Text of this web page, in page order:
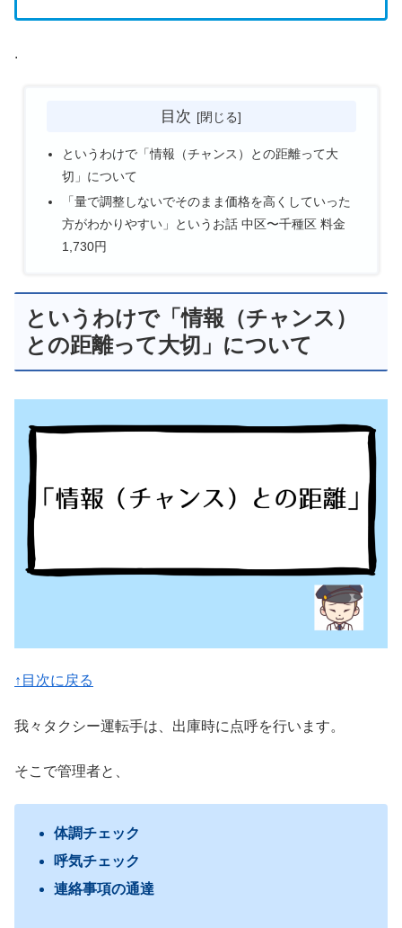
.
目次
というわけで「情報（チャンス）との距離って大
切」について
「量で調整しないでそのまま価格を高くしていった
方がわかりやすい」というお話 中区〜千種区 料金
1,730円
というわけで「情報（チャンス）
との距離って大切」について
↑目次に戻る
我々タクシー運転手は、出庫時に点呼を行います。
そこで管理者と、
体調チェック
呼気チェック
連絡事項の通達